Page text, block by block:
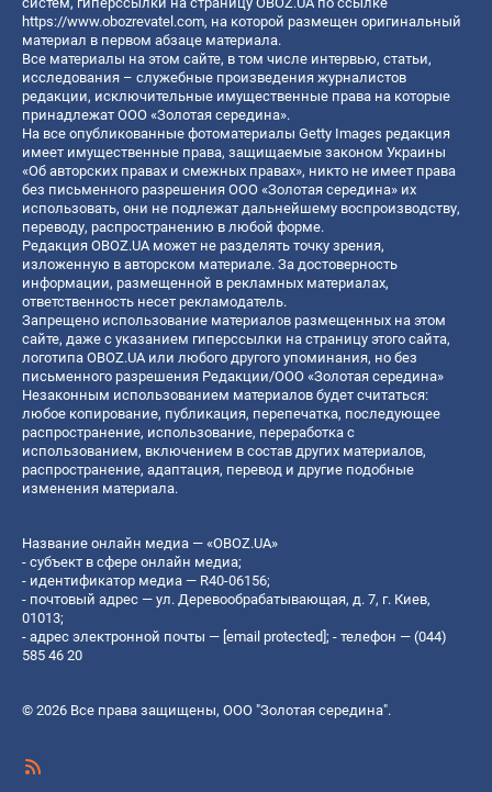
https://www.obozrevatel.com, на которой размещен оригинальный
материал в первом абзаце материала.
Все материалы на этом сайте, в том числе интервью, статьи,
исследования – служебные произведения журналистов
редакции, исключительные имущественные права на которые
принадлежат ООО «Золотая середина».
На все опубликованные фотоматериалы Getty Images редакция
имеет имущественные права, защищаемые законом Украины
«Об авторских правах и смежных правах», никто не имеет права
без письменного разрешения ООО «Золотая середина» их
использовать, они не подлежат дальнейшему воспроизводству,
переводу, распространению в любой форме.
Редакция OBOZ.UA может не разделять точку зрения,
изложенную в авторском материале. За достоверность
информации, размещенной в рекламных материалах,
ответственность несет рекламодатель.
Запрещено использование материалов размещенных на этом
сайте, даже с указанием гиперссылки на страницу этого сайта,
логотипа OBOZ.UA или любого другого упоминания, но без
письменного разрешения Редакции/ООО «Золотая середина»
Незаконным использованием материалов будет считаться:
любое копирование, публикация, перепечатка, последующее
распространение, использование, переработка с
использованием, включением в состав других материалов,
распространение, адаптация, перевод и другие подобные
изменения материала.
Название онлайн медиа — «OBOZ.UA»
- субъект в сфере онлайн медиа;
- идентификатор медиа — R40-06156;
- почтовый адрес — ул. Деревообрабатывающая, д. 7, г. Киев,
01013;
- адрес электронной почты — [email protected]; - телефон — (044)
585 46 20
© 2026 Все права защищены, ООО "Золотая середина".